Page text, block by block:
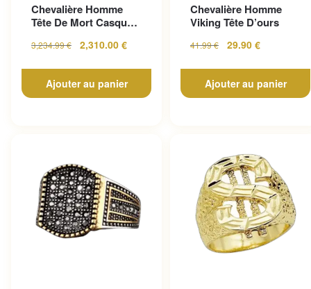
Chevalière Homme
Tête De Mort Casque
3,234.99€ 2,310.00 €
Ajouter au panier
Chevalière Homme
Viking Tête D’ours
41.99€ 29.90 €
Ajouter au panier